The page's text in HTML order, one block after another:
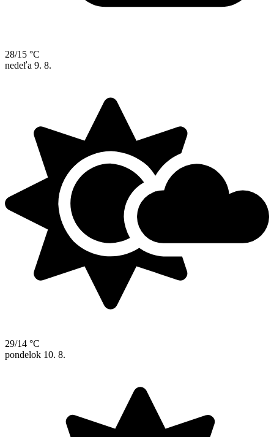
28/15 °C
nedeľa 9. 8.
29/14 °C
pondelok 10. 8.